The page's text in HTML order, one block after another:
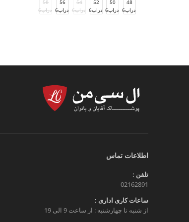
48
دراپ6
50
دراپ6
52
دراپ6
54
دراپ6
56
دراپ6
58
دراپ6
اطلاعات تماس
تلفن :
02162891
ساعات کاری اداری :
از شنبه تا چهارشنبه : از ساعت 9 الی 19